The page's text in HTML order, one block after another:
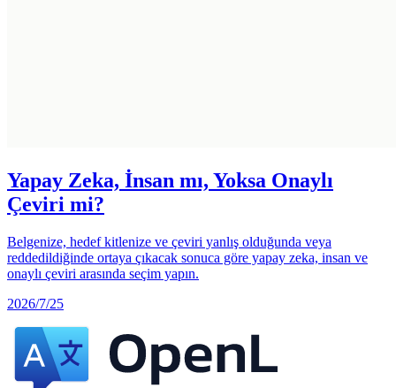
Yapay Zeka, İnsan mı, Yoksa Onaylı
Çeviri mi?
Belgenize, hedef kitlenize ve çeviri yanlış olduğunda veya
reddedildiğinde ortaya çıkacak sonuca göre yapay zeka, insan ve
onaylı çeviri arasında seçim yapın.
2026/7/25